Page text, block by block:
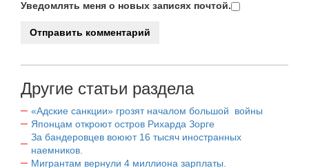
Уведомлять меня о новых записях почтой.
Другие статьи раздела
«Адские санкции» грозят началом большой войны
Японцам откроют остров Рихарда Зорге
За бандеровцев воюют 16 тысяч иностранных
наемников.
Мигрантам вернули 4 миллиона зарплаты.